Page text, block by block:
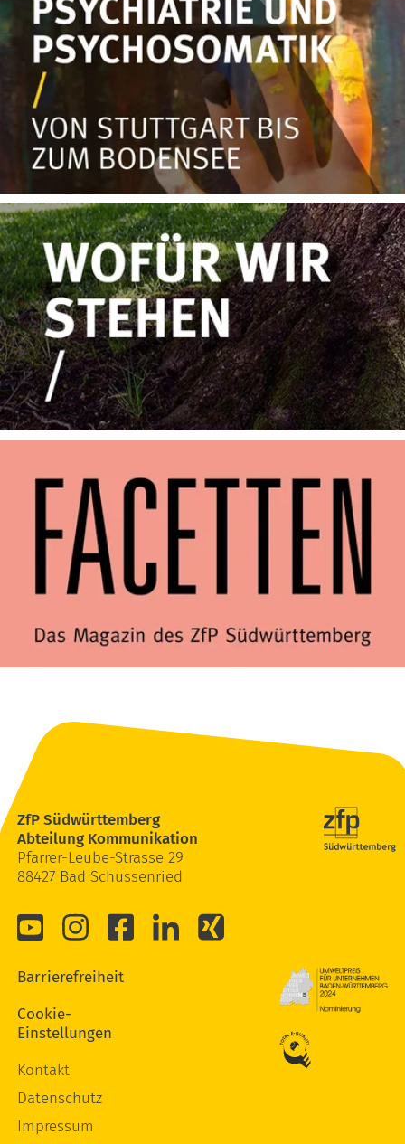
ZfP Südwürttemberg
Abteilung Kommunikation
Pfarrer-Leube-Strasse 29
88427 Bad Schussenried
Barrierefreiheit
Cookie-
Einstellungen
Kontakt
Datenschutz
Impressum